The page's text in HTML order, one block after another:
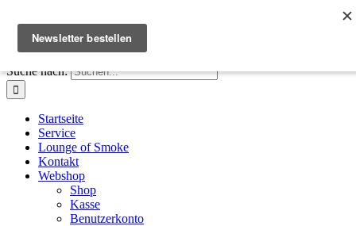
FacebookInstagramXE-Mail
+41 61 411 28 66|info@houseofsmoke.ch
Suche nach:
Startseite
Service
Lounge of Smoke
Kontakt
Webshop
Shop
Kasse
Benutzerkonto